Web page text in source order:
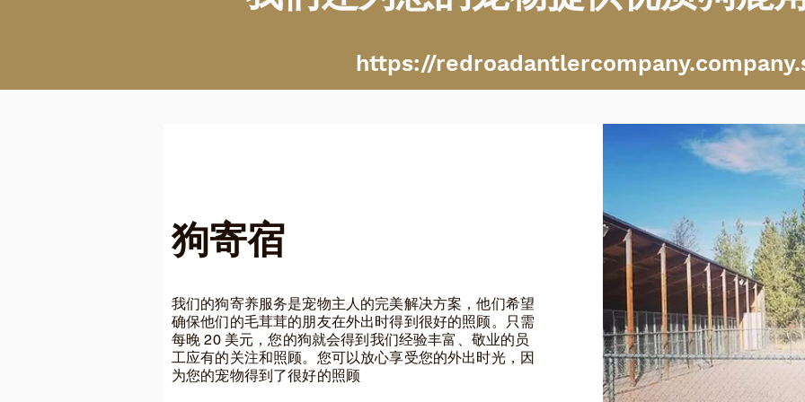
https://
狗寄宿
我们的狗寄养服务是宠物主人的完美解决方案，他们希望
确保他们的毛茸茸的朋友在外出时得到很好的照顾。只需
每晚 20 美元，您的狗就会得到我们经验丰富、敬业的员
工应有的关注和照顾。您可以放心享受您的外出时光，因
为您的宠物得到了很好的照顾